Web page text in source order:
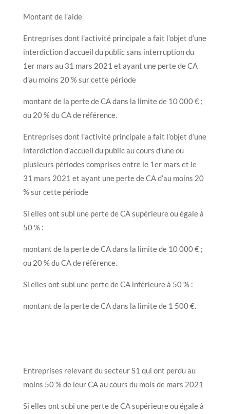
Montant de l’aide
Entreprises dont l’activité principale a fait l’objet d’une
interdiction d’accueil du public sans interruption du
1er mars au 31 mars 2021 et ayant une perte de CA
d’au moins 20 % sur cette période
montant de la perte de CA dans la limite de 10 000 € ;
ou 20 % du CA de référence.
Entreprises dont l’activité principale a fait l’objet d’une
interdiction d’accueil du public au cours d’une ou
plusieurs périodes comprises entre le 1er mars et le
31 mars 2021 et ayant une perte de CA d’au moins 20
% sur cette période
Si elles ont subi une perte de CA supérieure ou égale à
50 % :
montant de la perte de CA dans la limite de 10 000 € ;
ou 20 % du CA de référence.
Si elles ont subi une perte de CA inférieure à 50 % :
montant de la perte de CA dans la limite de 1 500 €.
Entreprises relevant du secteur S1 qui ont perdu au
moins 50 % de leur CA au cours du mois de mars 2021
Si elles ont subi une perte de CA supérieure ou égale à